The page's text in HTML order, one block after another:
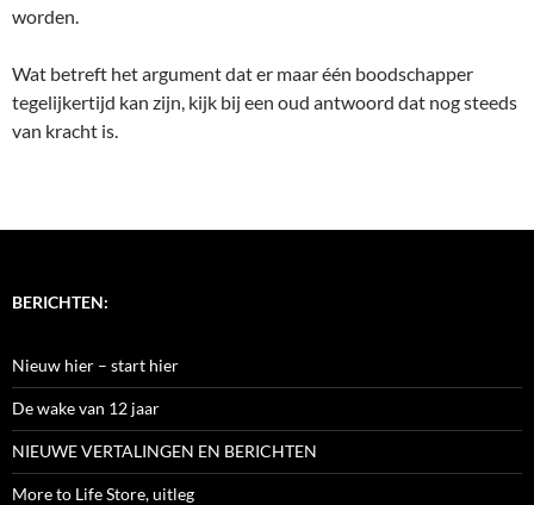
worden.
Wat betreft het argument dat er maar één boodschapper
tegelijkertijd kan zijn, kijk bij een oud antwoord dat nog steeds
van kracht is.
BERICHTEN:
Nieuw hier – start hier
De wake van 12 jaar
NIEUWE VERTALINGEN EN BERICHTEN
More to Life Store, uitleg